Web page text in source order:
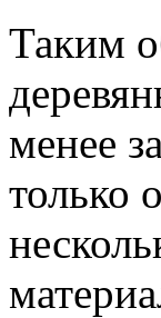
Таким
менее
только